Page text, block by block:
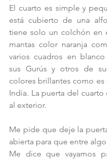
El cuarto es simple y
está cubierto de una
tiene solo un colchón en
mantas color naranja
varios cuadros en
sus Gurús y otros de
colores brillantes como es
India. La puerta del
al exterior.
Me pide que deje la
abierta para que entre